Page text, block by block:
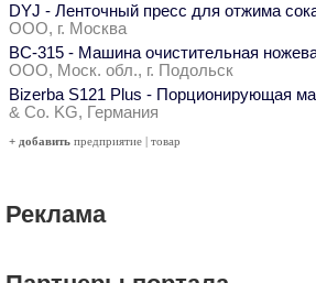
DYJ - Ленточный пресс для отжима
ООО, г. Москва
ВС-315 - Машина очистительная
ООО, Моск. обл., г. Подольск
Bizerba S121 Plus - Порционирующая
& Co. KG, Германия
+ добавить предприятие | товар
Реклама